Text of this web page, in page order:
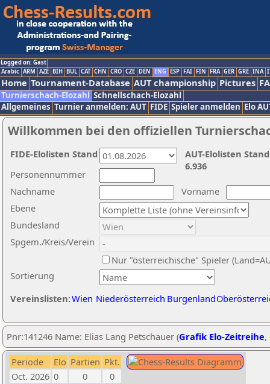
Logged on: Gast
Arabic ARM AZE BIH BUL CAT CHN CRO CZE DEN ENG ESP FAI FIN FRA GER GRE INA
Home Tournament-Database AUT championship Pictures
Turnierschach-Elozahl Schnellschach-Elozahl
Allgemeines Turnier anmelden: AUT FIDE Spieler anmelden Elo
Willkommen bei den offiziellen
Nachname
Vorname
Ebene
Sortierung
Personennummer
Bundesland
Spgem./Kreis/Verein
Nur "österreichische" Spieler
Vereinslisten:Wien Niederösterreich Burgenland
AUT-Elolisten
6.936
FIDE-Elolisten Stand
Pnr:141246 Name: Elias Lang Petschauer (Grafik Elo-Zeitreihe,
Periode Elo Partien Pkt.
Oct. 2026 0 0
0